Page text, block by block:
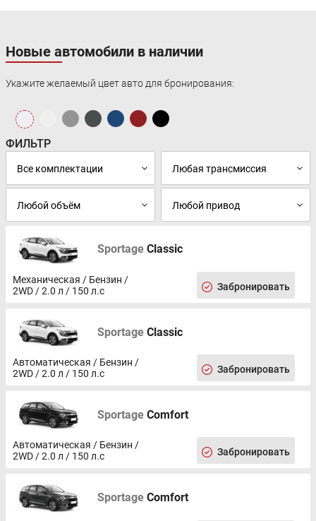
Новые автомобили в наличии
Укажите желаемый цвет авто для бронирования:
ФИЛЬТР
Sportage Classic
Механическая / Бензин /
2WD / 2.0 л / 150 л.с
Забронировать
Sportage Classic
Автоматическая / Бензин /
2WD / 2.0 л / 150 л.с
Забронировать
Sportage Comfort
Автоматическая / Бензин /
2WD / 2.0 л / 150 л.с
Забронировать
Sportage Comfort